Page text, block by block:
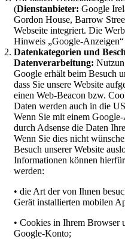
(Dienstanbieter: Google
Gordon House, Barrow
Webseite integriert. Die
Hinweis „Google-
Datenkategorien und
Datenverarbeitung:
Google erhält beim Besuch
dass Sie unsere Website
einen Web-Beacon bzw.
Daten werden auch in die
Wenn Sie mit einem
durch Adsense die Daten
Wenn Sie dies nicht
Besuch unserer Website
Informationen können
werden:
• die Art der von Ihnen
Gerät installierten mobilen
• Cookies in Ihrem Browser
Google-Konto;